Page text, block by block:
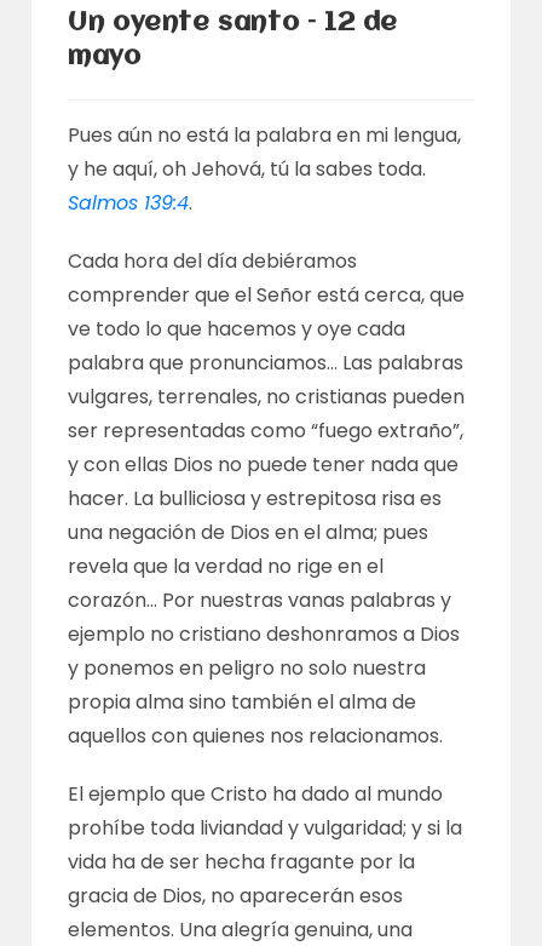
Un oyente santo – 12 de
mayo
Pues aún no está la palabra en mi lengua,
y he aquí, oh Jehová, tú la sabes toda.
Salmos 139:4.
Cada hora del día debiéramos
comprender que el Señor está cerca, que
ve todo lo que hacemos y oye cada
palabra que pronunciamos… Las palabras
vulgares, terrenales, no cristianas pueden
ser representadas como “fuego extraño”,
y con ellas Dios no puede tener nada que
hacer. La bulliciosa y estrepitosa risa es
una negación de Dios en el alma; pues
revela que la verdad no rige en el
corazón… Por nuestras vanas palabras y
ejemplo no cristiano deshonramos a Dios
y ponemos en peligro no solo nuestra
propia alma sino también el alma de
aquellos con quienes nos relacionamos.
El ejemplo que Cristo ha dado al mundo
prohíbe toda liviandad y vulgaridad; y si la
vida ha de ser hecha fragante por la
gracia de Dios, no aparecerán esos
elementos. Una alegría genuina, una